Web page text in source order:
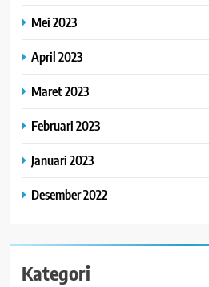
Mei 2023
April 2023
Maret 2023
Februari 2023
Januari 2023
Desember 2022
Kategori